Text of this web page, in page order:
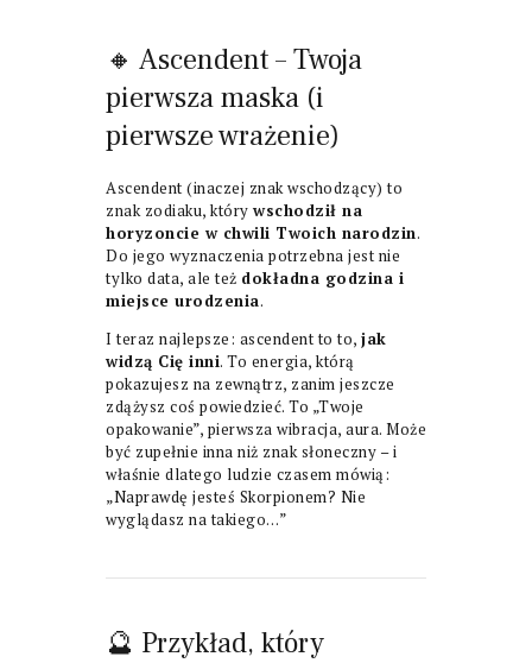
🔸 Ascendent – Twoja
pierwsza maska (i
pierwsze wrażenie)
Ascendent (inaczej znak wschodzący) to
znak zodiaku, który wschodził na
horyzoncie w chwili Twoich narodzin.
Do jego wyznaczenia potrzebna jest nie
tylko data, ale też dokładna godzina i
miejsce urodzenia.
I teraz najlepsze: ascendent to to, jak
widzą Cię inni. To energia, którą
pokazujesz na zewnątrz, zanim jeszcze
zdążysz coś powiedzieć. To „Twoje
opakowanie”, pierwsza wibracja, aura. Może
być zupełnie inna niż znak słoneczny – i
właśnie dlatego ludzie czasem mówią:
„Naprawdę jesteś Skorpionem? Nie
wyglądasz na takiego…”
🔮 Przykład, który